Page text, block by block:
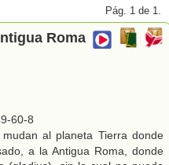
Pág. 1 de 1.
Roma
60-8
al planeta Tierra donde
a la Antigua Roma, donde